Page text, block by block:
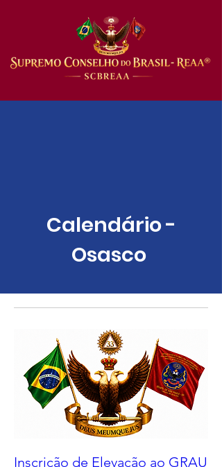
Calendário -
Osasco
Inscrição de Elevação ao GRAU